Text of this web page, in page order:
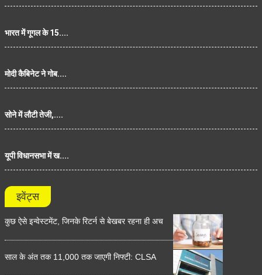
भारत में गूगल के 15....
मोदी कैबिनेट ने गोब....
सोने में लौटी तेजी,....
यूपी विधानसभा में ख....
इवेंट्स
कुछ ऐसे इन्वेस्टमेंट, जिनके रिटर्न से बेखबर रहना ही अच
साल के अंत तक 11,000 तक जाएगी निफ्टी: CLSA